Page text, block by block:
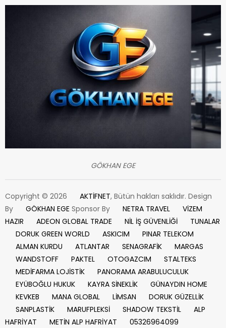
GÖKHAN EGE
Copyright © 2026 AKTİFNET, Bütün hakları saklıdır. Design
By
GÖKHAN EGE Sponsor By NETRA TRAVEL
VİZEM
HAZIR
ADEON GLOBAL TRADE NİL İŞ GÜVENLİĞİ
TUNALAR
DORUK GREEN WORLD
ASKICIM
PINAR TELEKOM
ALMAN KURDU
ATLANTAR SENAGRAFİK
MARGAS
WANDSTOFF
PAKTEL OTOGAZCIM
STALTEKS
MEDİFARMA LOJİSTİK
PANORAMA ARABULUCULUK
EYÜBOĞLU HUKUK
KAYRA SİNEKLİK
GÜNAYDIN HOME
KEVKEB
MANA GLOBAL LİMSAN
DORUK GÜZELLİK
SANPLASTİK
MARUFPLEKSİ SHADOW TEKSTİL
ALP
HAFRİYAT
METİN ALP HAFRİYAT
05326964099